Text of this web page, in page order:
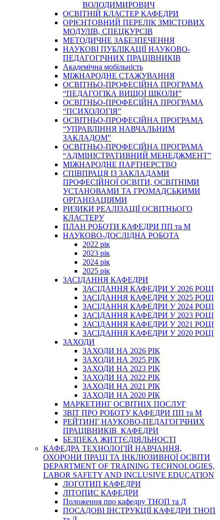
ВОЛОДИМИРОВИЧ
ОСВІТНІЙ КЛАСТЕР КАФЕДРИ
ОРІЄНТОВНИЙ ПЕРЕЛІК ЗМІСТОВИХ
МОДУЛІВ, СПЕЦКУРСІВ
МЕТОДИЧНЕ ЗАБЕЗПЕЧЕННЯ
НАУКОВІ ПУБЛІКАЦІЇ НАУКОВО-
ПЕДАГОГІЧНИХ ПРАЦІВНИКІВ
Академічна мобільність
МІЖНАРОДНЕ СТАЖУВАННЯ
ОСВІТНЬО-ПРОФЕСІЙНА ПРОГРАМА
“ПЕДАГОГІКА ВИЩОЇ ШКОЛИ”
ОСВІТНЬО-ПРОФЕСІЙНА ПРОГРАМА
“ПСИХОЛОГІЯ”
ОСВІТНЬО-ПРОФЕСІЙНА ПРОГРАМА
“УПРАВЛІННЯ НАВЧАЛЬНИМ
ЗАКЛАДОМ”
ОСВІТНЬО-ПРОФЕСІЙНА ПРОГРАМА
“АДМІНІСТРАТИВНИЙ МЕНЕДЖМЕНТ”
МІЖНАРОДНЕ ПАРТНЕРСТВО
СПІВПРАЦЯ ІЗ ЗАКЛАДАМИ
ПРОФЕСІЙНОЇ ОСВІТИ, ОСВІТНІМИ
УСТАНОВАМИ ТА ГРОМАДСЬКИМИ
ОРГАНІЗАЦІЯМИ
РИЗИКИ РЕАЛІЗАЦІЇ ОСВІТНЬОГО
КЛАСТЕРУ
ПЛАН РОБОТИ КАФЕДРИ ПП та М
НАУКОВО-ДОСЛІДНА РОБОТА
2022 рік
2023 рік
2024 рік
2025 рік
ЗАСІДАННЯ КАФЕДРИ
ЗАСІДАННЯ КАФЕДРИ У 2026 РОЦІ
ЗАСІДАННЯ КАФЕДРИ У 2025 РОЦІ
ЗАСІДАННЯ КАФЕДРИ У 2024 РОЦІ
ЗАСІДАННЯ КАФЕДРИ У 2023 РОЦІ
ЗАСІДАННЯ КАФЕДРИ У 2021 РОЦІ
ЗАСІДАННЯ КАФЕДРИ У 2020 РОЦІ
ЗАХОДИ
ЗАХОДИ НА 2026 РІК
ЗАХОДИ НА 2025 РІК
ЗАХОДИ НА 2023 РІК
ЗАХОДИ НА 2022 РІК
ЗАХОДИ НА 2021 РІК
ЗАХОДИ НА 2020 РІК
МАРКЕТИНГ ОСВІТНІХ ПОСЛУГ
3BIT ПРО РОБОТУ КАФЕДРИ ПП та М
РЕЙТИНГ НАУКОВО-ПЕДАГОГІЧНИХ
ПРАЦІВНИКІВ КАФЕДРИ
БЕЗПЕКА ЖИТТЄДІЯЛЬНОСТІ
КАФЕДРА ТЕХНОЛОГІЙ НАВЧАННЯ,
ОХОРОНИ ПРАЦІ ТА ІНКЛЮЗИВНОЇ ОСВІТИ
DEPARTMENT OF TRAINING TECHNOLOGIES,
LABOR SAFETY AND INCLUSIVE EDUCATION
ЛОГОТИП КАФЕДРИ
ЛІТОПИС КАФЕДРИ
Положення про кафедру ТНОП та Д
ПОСАДОВІ ІНСТРУКЦІЇ КАФЕДРИ ТНОП